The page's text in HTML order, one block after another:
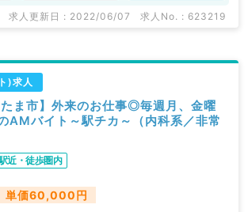
求人更新日 : 2022/06/07 求人No. : 623219
)求人
たま市】外来のお仕事◎毎週月、金曜
AMバイト～駅チカ～（内科系／非常
近・徒歩圏内
単価60,000円